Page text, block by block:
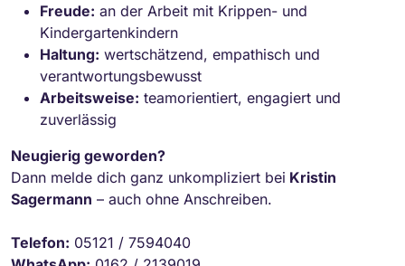
Freude: an der Arbeit mit Krippen- und
Kindergartenkindern
Haltung: wertschätzend, empathisch und
verantwortungsbewusst
Arbeitsweise: teamorientiert, engagiert und
zuverlässig
Neugierig geworden?
Dann melde dich ganz unkompliziert bei Kristin
Sagermann – auch ohne Anschreiben.
Telefon: 05121 / 7594040